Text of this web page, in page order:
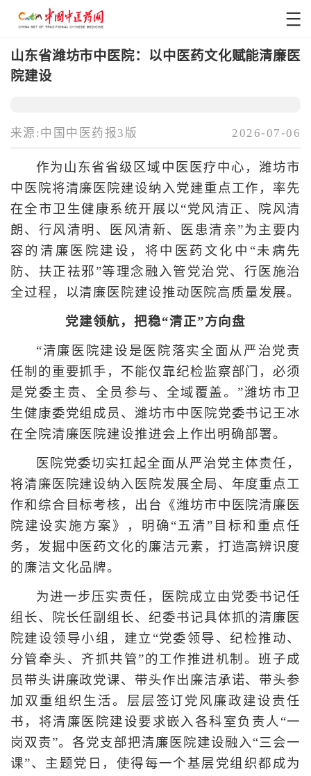
山东省潍坊市中医院：以中医药文化赋能清廉医
院建设
来源:中国中医药报3版 2026-07-06
作为山东省省级区域中医医疗中心，潍坊市
中医院将清廉医院建设纳入党建重点工作，率先
在全市卫生健康系统开展以“党风清正、院风清
朗、行风清明、医风清新、医患清亲”为主要内
容的清廉医院建设，将中医药文化中“未病先
防、扶正祛邪”等理念融入管党治党、行医施治
全过程，以清廉医院建设推动医院高质量发展。
党建领航，把稳“清正”方向盘
“清廉医院建设是医院落实全面从严治党责
任制的重要抓手，不能仅靠纪检监察部门，必须
是党委主责、全员参与、全域覆盖。”潍坊市卫
生健康委党组成员、潍坊市中医院党委书记王冰
在全院清廉医院建设推进会上作出明确部署。
医院党委切实扛起全面从严治党主体责任，
将清廉医院建设纳入医院发展全局、年度重点工
作和综合目标考核，出台《潍坊市中医院清廉医
院建设实施方案》，明确“五清”目标和重点任
务，发掘中医药文化的廉洁元素，打造高辨识度
的廉洁文化品牌。
为进一步压实责任，医院成立由党委书记任
组长、院长任副组长、纪委书记具体抓的清廉医
院建设领导小组，建立“党委领导、纪检推动、
分管牵头、齐抓共管”的工作推进机制。班子成
员带头讲廉政党课、带头作出廉洁承诺、带头参
加双重组织生活。层层签订党风廉政建设责任
书，将清廉医院建设要求嵌入各科室负责人“一
岗双责”。各党支部把清廉医院建设融入“三会一
课”、主题党日，使得每一个基层党组织都成为